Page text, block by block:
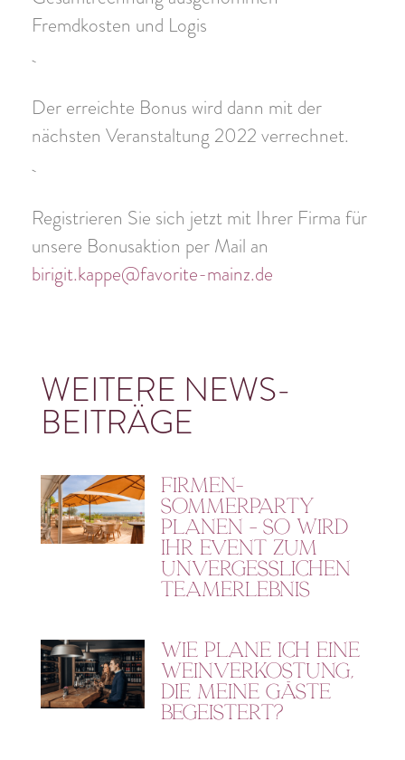
Fremdkosten und Logis
Der erreichte Bonus wird dann mit der
nächsten Veranstaltung 2022 verrechnet.
Registrieren Sie sich jetzt mit Ihrer Firma für
unsere Bonusaktion per Mail an
birigit.kappe@favorite-mainz.de
WEITERE NEWS-
BEITRÄGE
Firmen-
Sommerparty
planen – So wird
Ihr Event zum
unvergesslichen
Teamerlebnis
Wie plane ich eine
Weinverkostung,
die meine Gäste
begeistert?